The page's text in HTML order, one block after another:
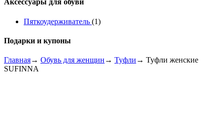
Аксессуары для обуви
Пяткоудерживатель (1)
Подарки и купоны
Главная→ Обувь для женщин → Туфли → Туфли женские
SUFINNA